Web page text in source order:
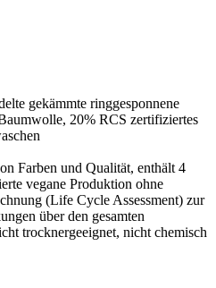
gekämmte ringgesponnene
20% RCS zertifiziertes
Farben und Qualität, enthält 4
vegane Produktion ohne
(Life Cycle Assessment) zur
über den gesamten
trocknergeeignet, nicht chemisch